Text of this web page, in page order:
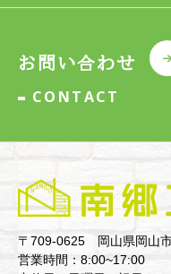
お問い合わせ
CONTACT
〒709-0625 岡山県岡山
営業時間：8:00~17:00